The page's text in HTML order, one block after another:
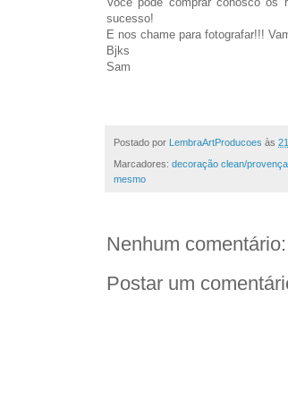
sucesso!
E nos chame para fotografar!!!
Bjks
Sam
Postado por LembraArtProducoes às
Marcadores: decoração clean/provençal
mesmo
Nenhum comentário:
Postar um